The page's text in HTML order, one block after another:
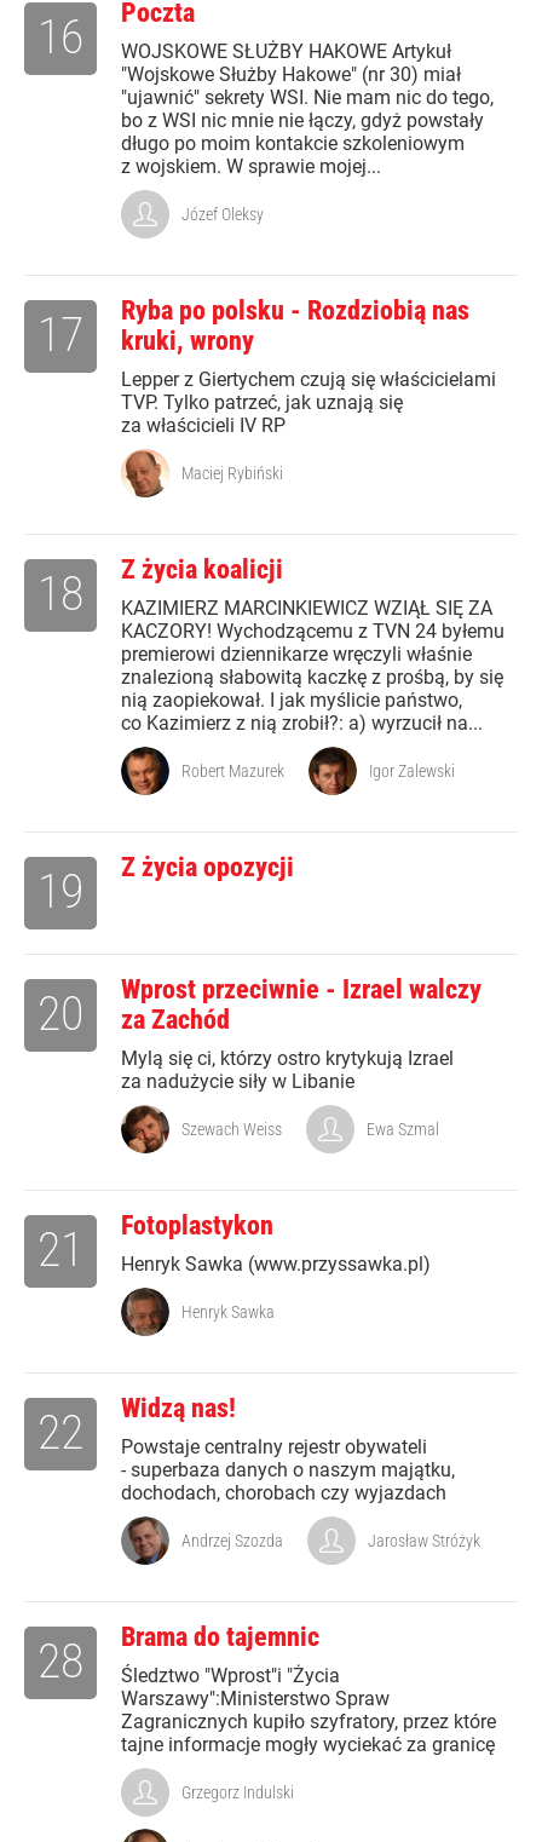
Poczta
WOJSKOWE SŁUŻBY HAKOWE Artykuł
"Wojskowe Służby Hakowe" (nr 30) miał
"ujawnić" sekrety WSI. Nie mam nic do tego,
bo z WSI nic mnie nie łączy, gdyż powstały
długo po moim kontakcie szkoleniowym
z wojskiem. W sprawie mojej...
16
Józef Oleksy
Ryba po polsku - Rozdziobią nas
kruki, wrony
Lepper z Giertychem czują się właścicielami
TVP. Tylko patrzeć, jak uznają się
za właścicieli IV RP
17
Maciej Rybiński
Z życia koalicji
KAZIMIERZ MARCINKIEWICZ WZIĄŁ SIĘ ZA
KACZORY! Wychodzącemu z TVN 24 byłemu
premierowi dziennikarze wręczyli właśnie
znalezioną słabowitą kaczkę z prośbą, by się
nią zaopiekował. I jak myślicie państwo,
co Kazimierz z nią zrobił?: a) wyrzucił na...
18
Robert Mazurek Igor Zalewski
Z życia opozycji
19
Wprost przeciwnie - Izrael walczy
za Zachód
Mylą się ci, którzy ostro krytykują Izrael
za nadużycie siły w Libanie
20
Szewach Weiss Ewa Szmal
Fotoplastykon
Henryk Sawka (www.przyssawka.pl)
21
Henryk Sawka
Widzą nas!
Powstaje centralny rejestr obywateli
- superbaza danych o naszym majątku,
dochodach, chorobach czy wyjazdach
22
Andrzej Szozda Jarosław Stróżyk
Brama do tajemnic
Śledztwo "Wprost"i "Życia
Warszawy":Ministerstwo Spraw
Zagranicznych kupiło szyfratory, przez które
tajne informacje mogły wyciekać za granicę
28
Grzegorz Indulski